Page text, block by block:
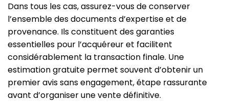
Dans tous les cas, assurez-vous de conserver
l’ensemble des documents d’expertise et de
provenance. Ils constituent des garanties
essentielles pour l’acquéreur et facilitent
considérablement la transaction finale. Une
estimation gratuite permet souvent d’obtenir un
premier avis sans engagement, étape rassurante
avant d’organiser une vente définitive.